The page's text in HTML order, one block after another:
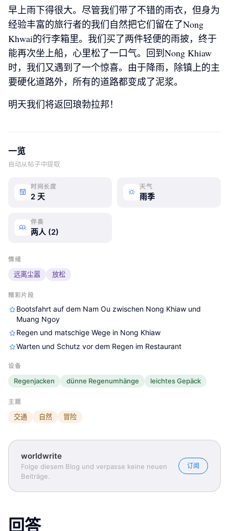
早上雨下得很大。尽管我们带了不错的雨衣，但身为
经验丰富的旅行者的我们自然把它们留在了Nong
Khwai的行李箱里。我们买了两件轻便的雨披，终于
能再次坐上船，心里松了一口气。回到Nong Khiaw
时，我们又遇到了一个惊喜。由于降雨，除镇上的主
要硬化道路外，所有的道路都变成了泥浆。
明天我们将返回琅勃拉邦！
一览
自动从帖子中提取
时间长度
2 天
天气
雨季
伴奏
两人 (2)
情绪
远离尘嚣 放松
精彩片段
Bootsfahrt auf dem Nam Ou zwischen Nong Khiaw und
Muang Ngoy
Regen und matschige Wege in Nong Khiaw
Warten und Schutz vor dem Regen im Restaurant
设备
Regenjacken dünne Regenumhänge leichtes Gepäck
主题
交通 自然 冒险
worldwrite
Folge diesem Blog und verpasse keine neuen
Beiträge.
订阅
回答